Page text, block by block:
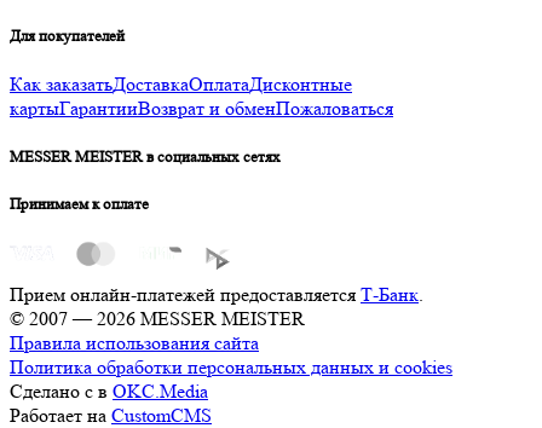
Для покупателей
Как заказатьДоставкаОплатаДисконтные
картыГарантииВозврат и обменПожаловаться
MESSER MEISTER в социальных сетях
Принимаем к оплате
Прием онлайн-платежей предоставляется Т-Банк
© 2007 — 2026 MESSER MEISTER
Правила использования сайта
Политика обработки персональных данных и cookies
Сделано с в OKC.Media
Работает на CustomCMS